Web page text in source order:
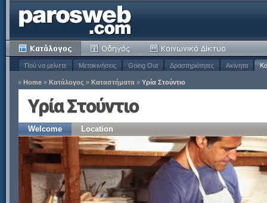
Πού να μείνετε Μετακινήσεις Going Out Δραστηριότητες Ακίνητα
» Home » Κατάλογος » Καταστήματα » Υρία Στούντιο
Υρία Στούντιο
Welcome Location